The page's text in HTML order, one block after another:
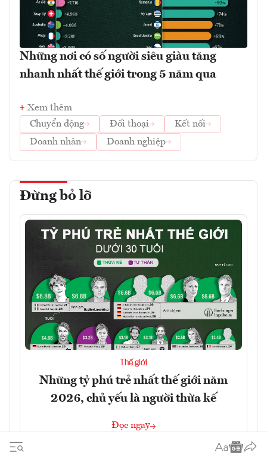
Những nơi có số người siêu giàu tăng
nhanh nhất thế giới trong 5 năm qua
Xem thêm
Chuyển động
Đối thoại
Kết nối
Doanh nhân
Doanh nghiệp
Đừng bỏ lỡ
Thế giới
Những tỷ phú trẻ nhất thế giới năm
2026, chủ yếu là người thừa kế
Đọc ngay